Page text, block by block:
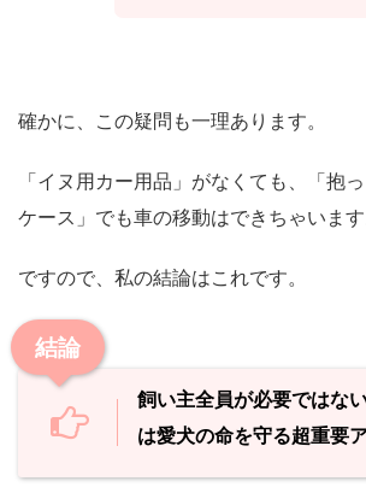
確かに、この疑問も一理あります。
「イヌ用カー用品」がなくても、「抱
ケース」でも車の移動はできちゃいます
ですので、私の結論はこれです。
結論
飼い主全員が必要ではな
は愛犬の命を守る超重要